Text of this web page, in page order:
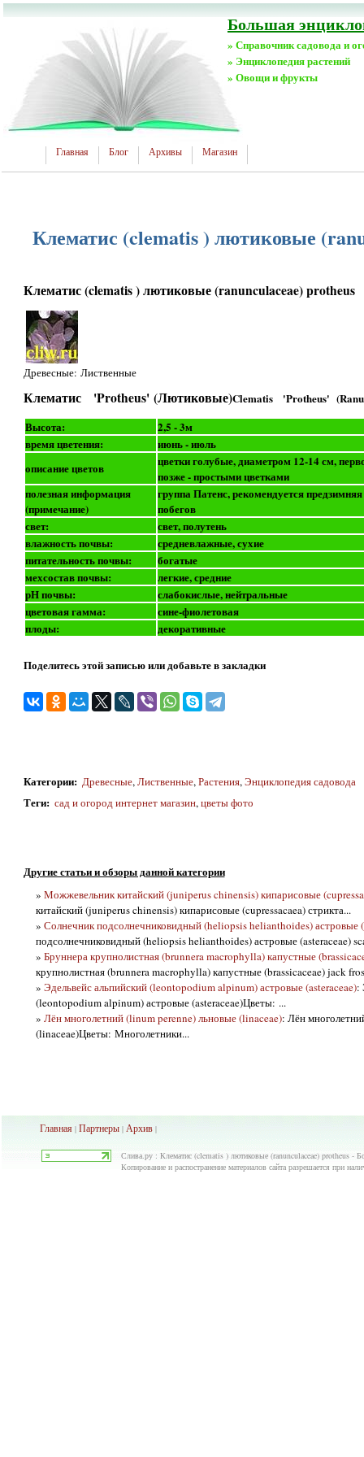
Большая
» Справочник садовода и
» Энциклопедия растений
» Овощи и фрукты
Главная Блог Архивы Магазин
Клематис (clematis ) лютиковые
Клематис (clematis ) лютиковые (ranunculaceae) protheus
Древесные: Лиственные
Клематис 'Protheus' (Лютиковые)Clematis 'Protheus'
Высота:
2,5 - 3м
время цветения:
июнь - июль
описание цветов
цветки голубые, диаметром 12-14 см,
позже - простыми цветками
полезная информация
(примечание)
группа Патенс, рекомендуется
побегов
свет:
свет, полутень
влажность почвы:
средневлажные, сухие
питательность почвы:
богатые
мехсостав почвы:
легкие, средние
рН почвы:
слабокислые, нейтральные
цветовая гамма:
сине-фиолетовая
плоды:
декоративные
Поделитесь этой записью или добавьте в закладки
Категории: Древесные,Лиственные,Растения,Энциклопедия садовода
Теги: сад и огород интернет магазин,цветы фото
Другие статьи и обзоры данной категории
» Можжевельник китайский (juniperus chinensis) кипарисовые
китайский (juniperus chinensis) кипарисовые (cupressacaea) стрикта...
» Солнечник подсолнечниковидный (heliopsis helianthoides) астровые
подсолнечниковидный (heliopsis helianthoides) астровые (asteraceae)
» Бруннера крупнолистная (brunnera macrophylla) капустные
крупнолистная (brunnera macrophylla) капустные (brassicaceae) jack
» Эдельвейс альпийский (leontopodium alpinum) астровые (asteraceae):
(leontopodium alpinum) астровые (asteraceae)Цветы: ...
» Лён многолетний (linum perenne) льновые (linaceae): Лён
(linaceae)Цветы: Многолетники...
Главная| Партнеры| Архив|
Слива.ру : Клематис (clematis ) лютиковые (ranunculaceae) protheus -
Копирование и распостранение материалов сайта разрешается при